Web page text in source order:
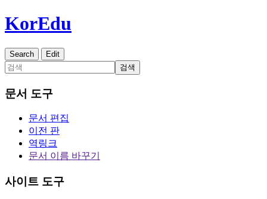
KorEdu
Search
Edit
검색
문서 도구
문서 편집
이전 판
역링크
문서 이름 바꾸기
사이트 도구